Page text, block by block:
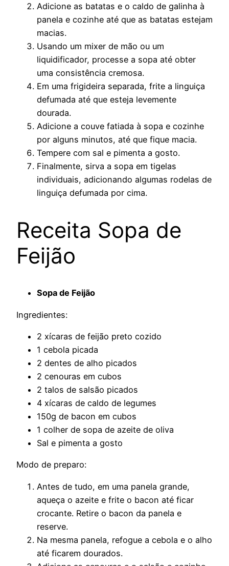
Adicione as batatas e o caldo de galinha à
panela e cozinhe até que as batatas estejam
macias.
Usando um mixer de mão ou um
liquidificador, processe a sopa até obter
uma consistência cremosa.
Em uma frigideira separada, frite a linguiça
defumada até que esteja levemente
dourada.
Adicione a couve fatiada à sopa e cozinhe
por alguns minutos, até que fique macia.
Tempere com sal e pimenta a gosto.
Finalmente, sirva a sopa em tigelas
individuais, adicionando algumas rodelas de
linguiça defumada por cima.
Receita Sopa de
Feijão
Sopa de Feijão
Ingredientes:
2 xícaras de feijão preto cozido
1 cebola picada
2 dentes de alho picados
2 cenouras em cubos
2 talos de salsão picados
4 xícaras de caldo de legumes
150g de bacon em cubos
1 colher de sopa de azeite de oliva
Sal e pimenta a gosto
Modo de preparo:
Antes de tudo, em uma panela grande,
aqueça o azeite e frite o bacon até ficar
crocante. Retire o bacon da panela e
reserve.
Na mesma panela, refogue a cebola e o alho
até ficarem dourados.